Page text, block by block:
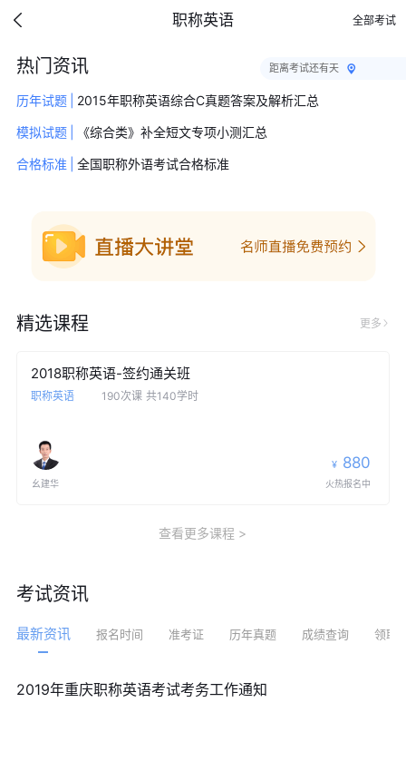
职称英语 全部考试
热门资讯 距离考试还有天
历年试题 2015年职称英语综合C真题答案及解析汇总
模拟试题 《综合类》补全短文专项小测汇总
合格标准 全国职称外语考试合格标准
精选课程 更多
2018职称英语-签约通关班
职称英语 190次课 共140学时
幺建华
¥ 880
火热报名中
查看更多课程
考试资讯
最新资讯 报名时间 准考证 历年真题 成绩查询 领取
2019年重庆职称英语考试考务工作通知